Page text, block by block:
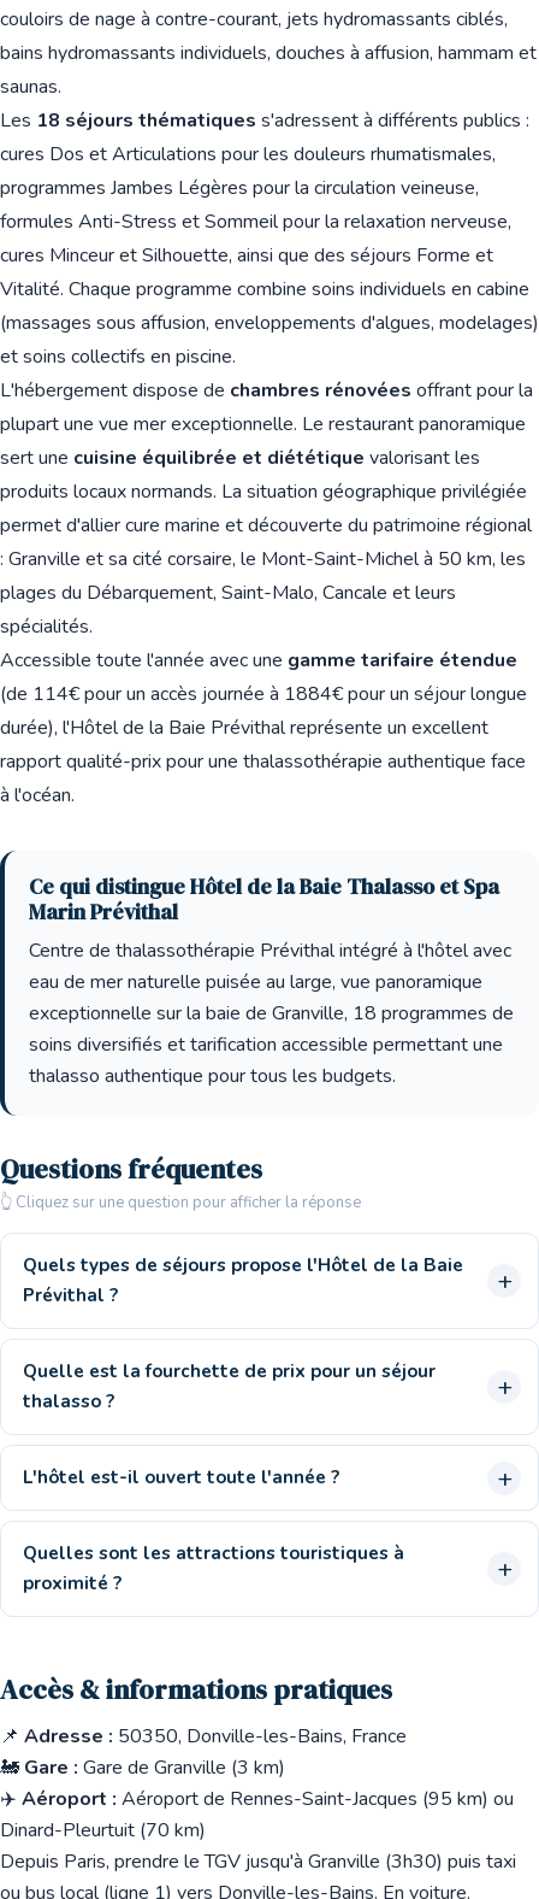
couloirs de nage à contre-courant, jets hydromassants ciblés,
bains hydromassants individuels, douches à affusion, hammam et
saunas.
Les 18 séjours thématiques s'adressent à différents publics :
cures Dos et Articulations pour les douleurs rhumatismales,
programmes Jambes Légères pour la circulation veineuse,
formules Anti-Stress et Sommeil pour la relaxation nerveuse,
cures Minceur et Silhouette, ainsi que des séjours Forme et
Vitalité. Chaque programme combine soins individuels en cabine
(massages sous affusion, enveloppements d'algues, modelages)
et soins collectifs en piscine.
L'hébergement dispose de chambres rénovées offrant pour la
plupart une vue mer exceptionnelle. Le restaurant panoramique
sert une cuisine équilibrée et diététique valorisant les
produits locaux normands. La situation géographique privilégiée
permet d'allier cure marine et découverte du patrimoine régional
: Granville et sa cité corsaire, le Mont-Saint-Michel à 50 km, les
plages du Débarquement, Saint-Malo, Cancale et leurs
spécialités.
Accessible toute l'année avec une gamme tarifaire étendue
(de 114€ pour un accès journée à 1884€ pour un séjour longue
durée), l'Hôtel de la Baie Prévithal représente un excellent
rapport qualité-prix pour une thalassothérapie authentique face
à l'océan.
Ce qui distingue Hôtel de la Baie Thalasso et Spa
Marin Prévithal
Centre de thalassothérapie Prévithal intégré à l'hôtel avec
eau de mer naturelle puisée au large, vue panoramique
exceptionnelle sur la baie de Granville, 18 programmes de
soins diversifiés et tarification accessible permettant une
thalasso authentique pour tous les budgets.
Questions fréquentes
👆 Cliquez sur une question pour afficher la réponse
Quels types de séjours propose l'Hôtel de la Baie
Prévithal ?
Quelle est la fourchette de prix pour un séjour
thalasso ?
L'hôtel est-il ouvert toute l'année ?
Quelles sont les attractions touristiques à
proximité ?
Accès & informations pratiques
📌 Adresse : 50350, Donville-les-Bains, France
🚂 Gare : Gare de Granville (3 km)
✈️ Aéroport : Aéroport de Rennes-Saint-Jacques (95 km) ou
Dinard-Pleurtuit (70 km)
Depuis Paris, prendre le TGV jusqu'à Granville (3h30) puis taxi
ou bus local (ligne 1) vers Donville-les-Bains. En voiture,